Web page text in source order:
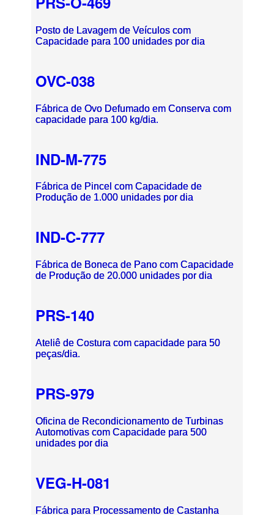
Posto de Lavagem de Veículos com
Capacidade para 100 unidades por dia
OVC-038
Fábrica de Ovo Defumado em Conserva com
capacidade para 100 kg/dia.
IND-M-775
Fábrica de Pincel com Capacidade de
Produção de 1.000 unidades por dia
IND-C-777
Fábrica de Boneca de Pano com Capacidade
de Produção de 20.000 unidades por dia
PRS-140
Ateliê de Costura com capacidade para 50
peças/dia.
PRS-979
Oficina de Recondicionamento de Turbinas
Automotivas com Capacidade para 500
unidades por dia
VEG-H-081
Fábrica para Processamento de Castanha